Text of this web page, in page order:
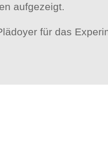
aufgezeigt.
für das